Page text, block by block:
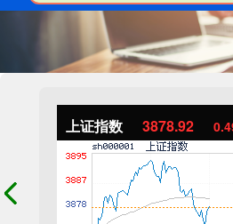
上证指数 3878.92